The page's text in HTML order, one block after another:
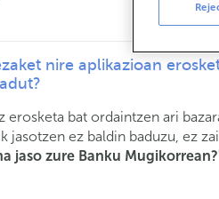
nire aplikazioan
erosketa bat ordaintzen ari
jasotzen ez baldin baduzu, ez
jaso zure Banku